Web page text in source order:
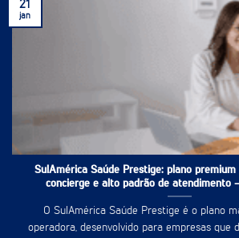
SulAmérica Saúde Prestige: plano premium
concierge e alto padrão de atendimento
O SulAmérica Saúde Prestige é o plano
operadora, desenvolvido para empresas que
21
jan